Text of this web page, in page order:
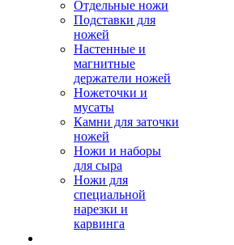
Отдельные ножи
Подставки для
ножей
Настенные и
магнитные
держатели ножей
Ножеточки и
мусаты
Камни для заточки
ножей
Ножи и наборы
для сыра
Ножи для
специальной
нарезки и
карвинга